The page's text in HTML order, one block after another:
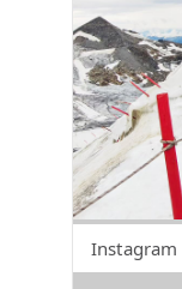
Instagram